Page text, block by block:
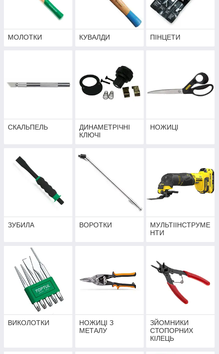
МОЛОТКИ КУВАЛДИ ПІНЦЕТИ
СКАЛЬПЕЛЬ
ДИНАМЕТРІЧНІ
КЛЮЧІ
НОЖИЦІ
ЗУБИЛА ВОРОТКИ
МУЛЬТІІНСТРУМЕ
НТИ
ВИКОЛОТКИ
НОЖИЦІ З
МЕТАЛУ
ЗЙОМНИКИ
СТОПОРНИХ
КІЛЕЦЬ